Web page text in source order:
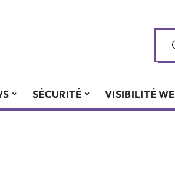
SÉCURITÉ VISIBILITÉ